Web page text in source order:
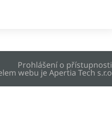
Prohlášení o přístupnosti
webu jeApertia Tech s.r.o